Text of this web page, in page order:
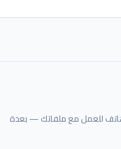
هاتف للعمل مع ملفاتك — بعدة